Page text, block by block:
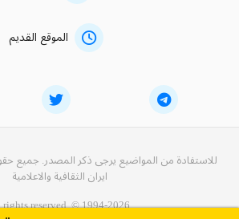
الموقع القديم
للاستفادة من المواضيع يرجى ذكر المصدر. جميع
ايران الثقافية والاعلامية
reserved. © 1994-2026.